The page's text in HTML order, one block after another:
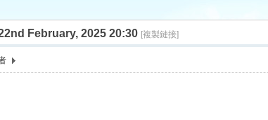
索
February, 2025 20:30 [複製鏈接]